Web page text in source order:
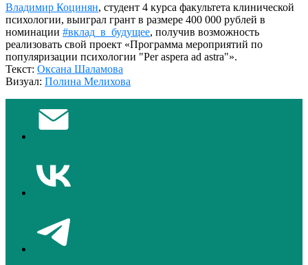
Владимир Коцинян, студент 4 курса факультета клинической
психологии, выиграл грант в размере 400 000 рублей в
номинации #вклад_в_будущее, получив возможность
реализовать свой проект «Программа мероприятий по
популяризации психологии "Per aspera ad astra"».
Текст: Оксана Шаламова
Визуал: Полина Мелихова